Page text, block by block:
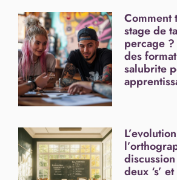
Comment
stage de
percage ?
des
salubrite
deux ‘s’